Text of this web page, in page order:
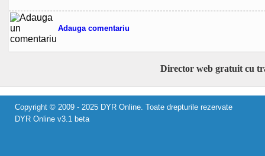
Adauga comentariu
Director web gratuit cu
Copyright © 2009 - 2025 DYR Online. Toate drepturile rezervate
DYR Online v3.1 beta